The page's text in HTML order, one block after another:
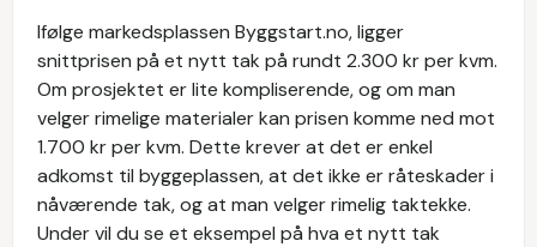
Ifølge markedsplassen Byggstart.no, ligger
snittprisen på et nytt tak på rundt 2.300 kr per kvm.
Om prosjektet er lite kompliserende, og om man
velger rimelige materialer kan prisen komme ned mot
1.700 kr per kvm. Dette krever at det er enkel
adkomst til byggeplassen, at det ikke er råteskader i
nåværende tak, og at man velger rimelig taktekke.
Under vil du se et eksempel på hva et nytt tak